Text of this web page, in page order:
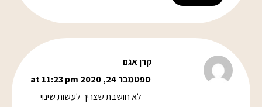
קרן אגם
ספטמבר 24, 2020 at 11:23 pm
לא חושבת שצריך לעשות שינוי